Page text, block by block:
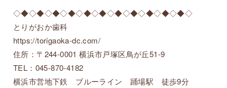
◇◆◇◆◇◆◇◆◇◆◇◆◇◆◇◆◇◆◇◆◇◆◇
とりがおか歯科
https://torigaoka-dc.com/
住所：〒244-0001 横浜市戸塚区鳥が丘51-9
TEL：045-870-4182
横浜市営地下鉄 ブルーライン 踊場駅 徒歩9分